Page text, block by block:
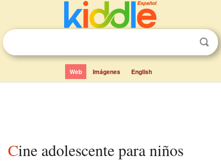
Web Imágenes English
Cine adolescente para niños